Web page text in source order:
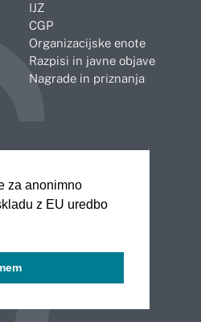
za anonimno
z EU uredbo
IJZ
CGP
Organizacijske enote
Razpisi in javne objave
Nagrade in priznanja
Novo mesto
Slovenj Gradec